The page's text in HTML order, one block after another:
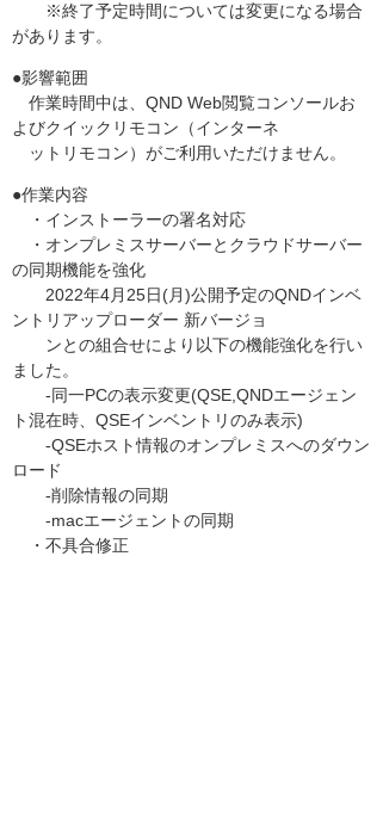
※終了予定時間については変更になる場合
があります。
●影響範囲
作業時間中は、QND Web閲覧コンソールお
よびクイックリモコン（インターネ
ットリモコン）がご利用いただけません。
●作業内容
・インストーラーの署名対応
・オンプレミスサーバーとクラウドサーバー
の同期機能を強化
2022年4月25日(月)公開予定のQNDインベ
ントリアップローダー 新バージョ
ンとの組合せにより以下の機能強化を行い
ました。
-同一PCの表示変更(QSE,QNDエージェン
ト混在時、QSEインベントリのみ表示)
-QSEホスト情報のオンプレミスへのダウン
ロード
-削除情報の同期
-macエージェントの同期
・不具合修正